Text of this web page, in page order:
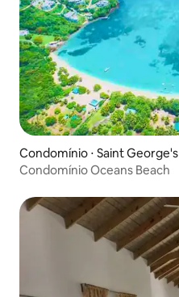
Condomínio ⋅ Saint George's
Condomínio Oceans Beach